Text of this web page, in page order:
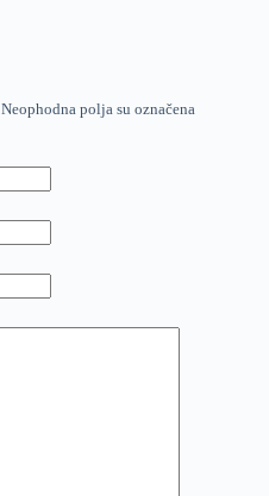
Neophodna polja su označena